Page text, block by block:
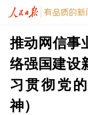
推动网信事
络强国建设
习贯彻党
神）